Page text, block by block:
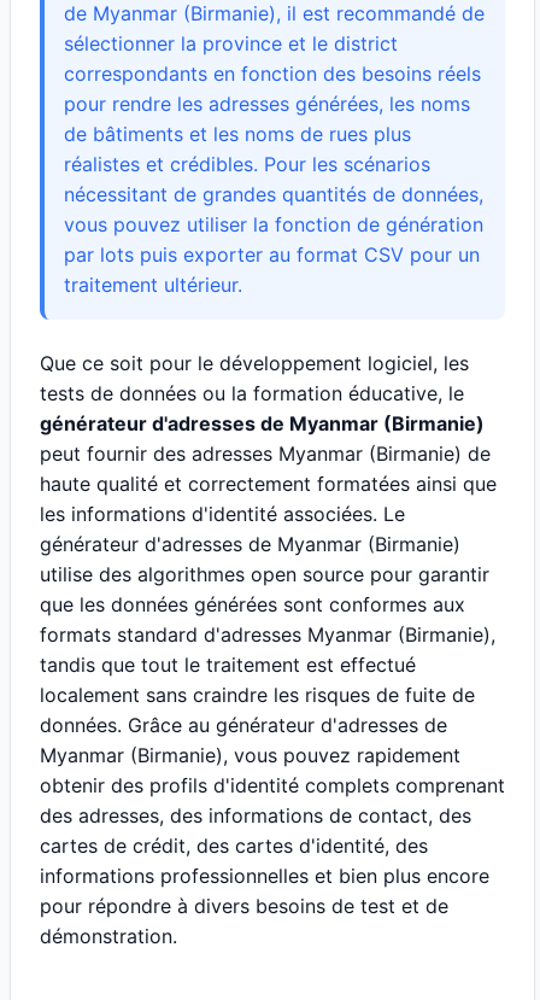
de Myanmar (Birmanie), il est recommandé de
sélectionner la province et le district
correspondants en fonction des besoins réels
pour rendre les adresses générées, les noms
de bâtiments et les noms de rues plus
réalistes et crédibles. Pour les scénarios
nécessitant de grandes quantités de données,
vous pouvez utiliser la fonction de génération
par lots puis exporter au format CSV pour un
traitement ultérieur.
Que ce soit pour le développement logiciel, les
tests de données ou la formation éducative, le
générateur d'adresses de Myanmar (Birmanie)
peut fournir des adresses Myanmar (Birmanie) de
haute qualité et correctement formatées ainsi que
les informations d'identité associées. Le
générateur d'adresses de Myanmar (Birmanie)
utilise des algorithmes open source pour garantir
que les données générées sont conformes aux
formats standard d'adresses Myanmar (Birmanie),
tandis que tout le traitement est effectué
localement sans craindre les risques de fuite de
données. Grâce au générateur d'adresses de
Myanmar (Birmanie), vous pouvez rapidement
obtenir des profils d'identité complets comprenant
des adresses, des informations de contact, des
cartes de crédit, des cartes d'identité, des
informations professionnelles et bien plus encore
pour répondre à divers besoins de test et de
démonstration.